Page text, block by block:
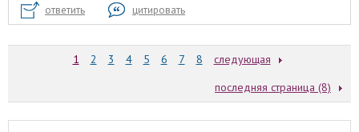
ответить цитировать
1 2 3 4 5 6 7 8
следующая
последняя страница (8)